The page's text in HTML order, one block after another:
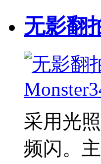
无影翻
采用光
频闪。